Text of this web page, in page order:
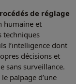
de réglage
humaine et
techniques
l’intelligence dont
décisions et
sans surveillance.
le palpage d’une